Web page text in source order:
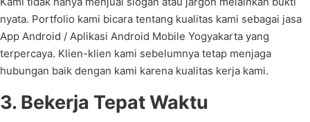
nyata. Portfolio kami bicara tentang kualitas kami sebagai jasa
App Android / Aplikasi Android Mobile Yogyakarta yang
terpercaya. Klien-klien kami sebelumnya tetap menjaga
hubungan baik dengan kami karena kualitas kerja kami.
3. Bekerja Tepat Waktu